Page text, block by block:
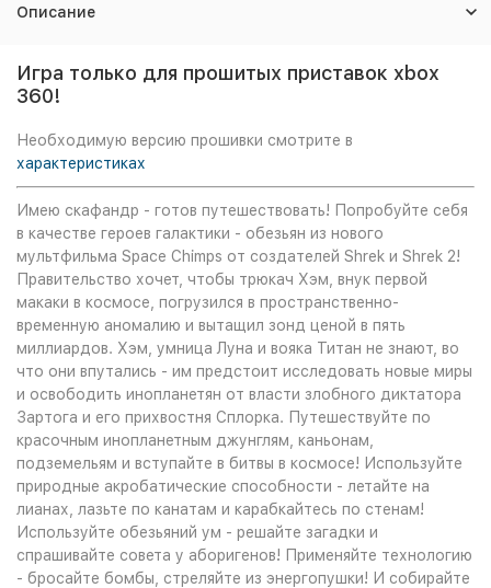
Описание
Игра только для прошитых приставок xbox
360!
Необходимую версию прошивки смотрите в
характеристиках
Имею скафандр - готов путешествовать! Попробуйте себя
в качестве героев галактики - обезьян из нового
мультфильма Space Chimps от создателей Shrek и Shrek 2!
Правительство хочет, чтобы трюкач Хэм, внук первой
макаки в космосе, погрузился в пространственно-
временную аномалию и вытащил зонд ценой в пять
миллиардов. Хэм, умница Луна и вояка Титан не знают, во
что они впутались - им предстоит исследовать новые миры
и освободить инопланетян от власти злобного диктатора
Зартога и его прихвостня Сплорка. Путешествуйте по
красочным инопланетным джунглям, каньонам,
подземельям и вступайте в битвы в космосе! Используйте
природные акробатические способности - летайте на
лианах, лазьте по канатам и карабкайтесь по стенам!
Используйте обезьяний ум - решайте загадки и
спрашивайте совета у аборигенов! Применяйте технологию
- бросайте бомбы, стреляйте из энергопушки! И собирайте